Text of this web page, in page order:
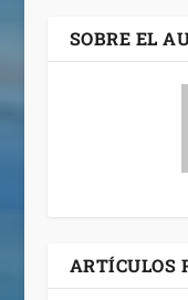
SOBRE EL
ARTÍCULOS